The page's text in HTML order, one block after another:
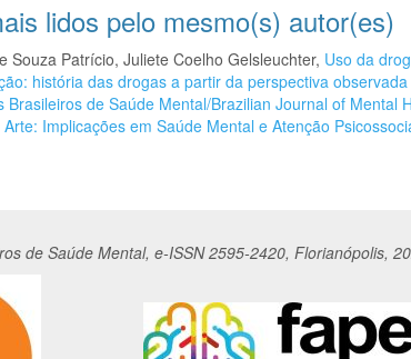
lidos pelo mesmo(s) autor(es)
Souza Patrício, Juliete Coelho Gelsleuchter, Uso da
história das drogas a partir da perspectiva
Brasileiros de Saúde Mental/Brazilian Journal of Mental
Implicações em Saúde Mental e Atenção
de Saúde Mental, e-ISSN 2595-2420, Florianópolis,